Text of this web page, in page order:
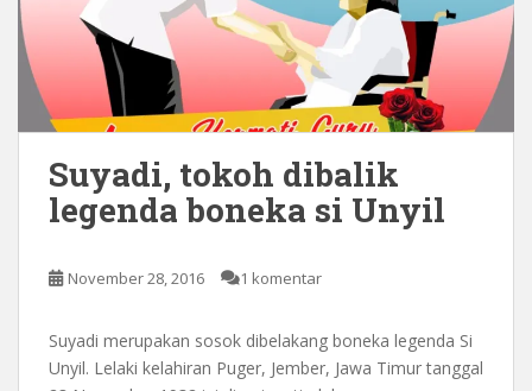
Suyadi, tokoh dibalik
legenda boneka si Unyil
November 28, 2016 1 komentar
Suyadi merupakan sosok dibelakang boneka legenda Si
Unyil. Lelaki kelahiran Puger, Jember, Jawa Timur tanggal